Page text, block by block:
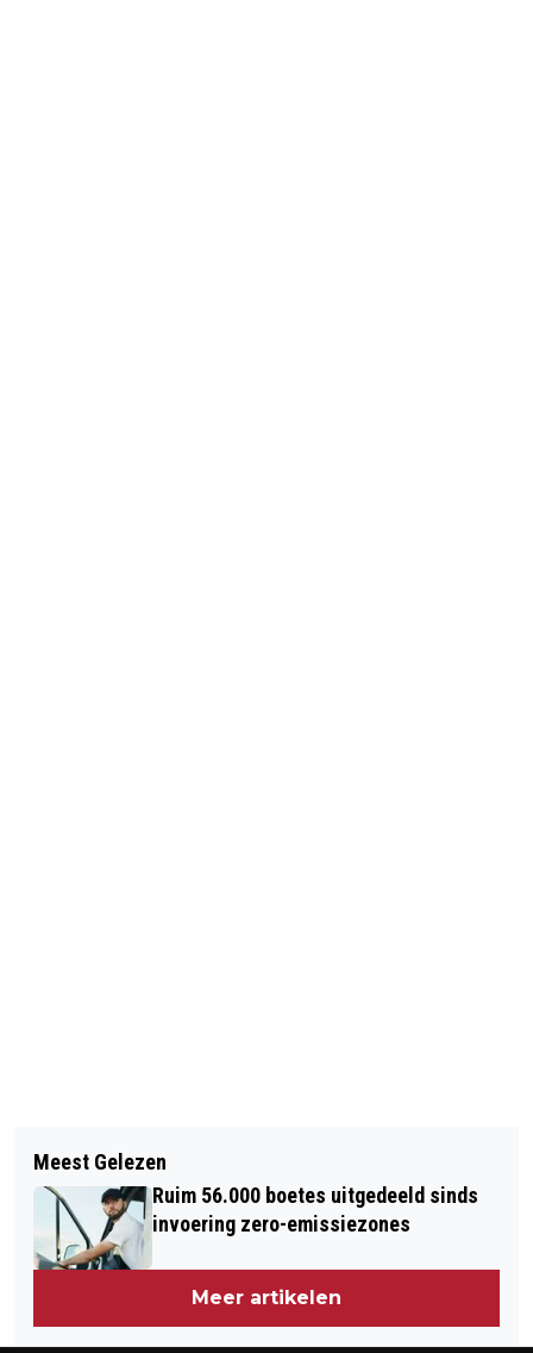
'SONY GEHACKT, NETWERK
PLAYSTATION ONGEDEERD'
AFSCHEIDSRECEPTIE IN
AUGUSTANAKERK
Meest Gelezen
Ruim 56.000 boetes uitgedeeld sinds
invoering zero-emissiezones
Meer artikelen